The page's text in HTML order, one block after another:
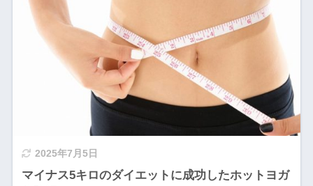
2025年7月5日
マイナス5キロのダイエットに成功したホットヨガ